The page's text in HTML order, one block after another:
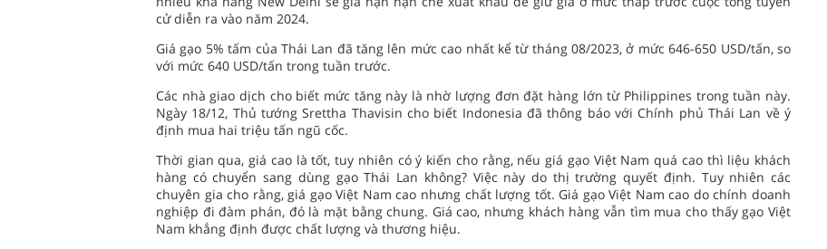
cử diễn ra vào năm 2024.
Giá gạo 5% tấm của Thái Lan đã tăng lên mức cao nhất kể từ tháng 08/2023, ở mức 646-650 USD/tấn, so
với mức 640 USD/tấn trong tuần trước.
Các nhà giao dịch cho biết mức tăng này là nhờ lượng đơn đặt hàng lớn từ Philippines trong tuần này.
Ngày 18/12, Thủ tướng Srettha Thavisin cho biết Indonesia đã thông báo với Chính phủ Thái Lan về ý
định mua hai triệu tấn ngũ cốc.
Thời gian qua, giá cao là tốt, tuy nhiên có ý kiến cho rằng, nếu giá gạo Việt Nam quá cao thì liệu khách
hàng có chuyển sang dùng gạo Thái Lan không? Việc này do thị trường quyết định. Tuy nhiên các
chuyên gia cho rằng, giá gạo Việt Nam cao nhưng chất lượng tốt. Giá gạo Việt Nam cao do chính doanh
nghiệp đi đàm phán, đó là mặt bằng chung. Giá cao, nhưng khách hàng vẫn tìm mua cho thấy gạo Việt
Nam khẳng định được chất lượng và thương hiệu.